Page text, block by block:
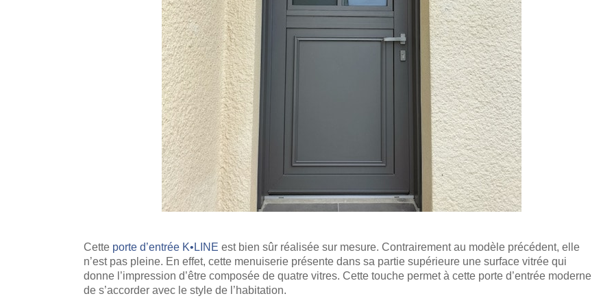
Cette porte d’entrée K•LINE est bien sûr réalisée sur mesure. Contrairement au modèle précédent, elle
n’est pas pleine. En effet, cette menuiserie présente dans sa partie supérieure une surface vitrée qui
donne l’impression d’être composée de quatre vitres. Cette touche permet à cette porte d’entrée moderne
de s’accorder avec le style de l’habitation.